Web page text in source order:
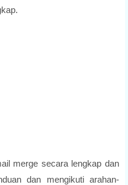
merge secara lengkap dan
dan mengikuti arahan-